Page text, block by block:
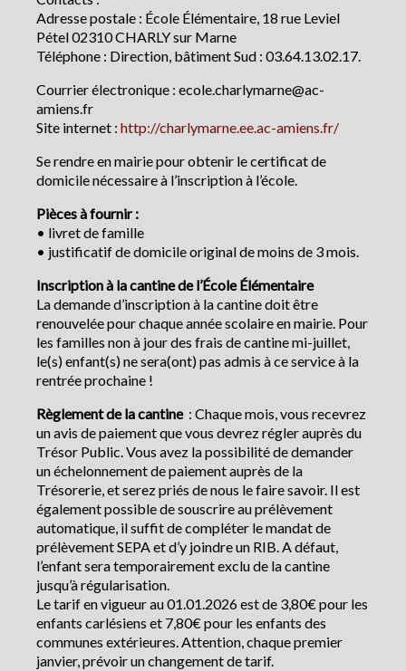
Adresse postale : École Élémentaire, 18 rue Leviel
Pétel 02310 CHARLY sur Marne
Téléphone : Direction, bâtiment Sud : 03.64.13.02.17.
Courrier électronique : ecole.charlymarne@ac-
amiens.fr
Site internet : http://charlymarne.ee.ac-amiens.fr/
Se rendre en mairie pour obtenir le certificat de
domicile nécessaire à l’inscription à l’école.
Pièces à fournir :
• livret de famille
• justificatif de domicile original de moins de 3 mois.
Inscription à la cantine de l’École Élémentaire
La demande d’inscription à la cantine doit être
renouvelée pour chaque année scolaire en mairie. Pour
les familles non à jour des frais de cantine mi-juillet,
le(s) enfant(s) ne sera(ont) pas admis à ce service à la
rentrée prochaine !
Règlement de la cantine : Chaque mois, vous recevrez
un avis de paiement que vous devrez régler auprès du
Trésor Public. Vous avez la possibilité de demander
un échelonnement de paiement auprès de la
Trésorerie, et serez priés de nous le faire savoir. Il est
également possible de souscrire au prélèvement
automatique, il suffit de compléter le mandat de
prélèvement SEPA et d’y joindre un RIB. A défaut,
l’enfant sera temporairement exclu de la cantine
jusqu’à régularisation.
Le tarif en vigueur au 01.01.2026 est de 3,80€ pour les
enfants carlésiens et 7,80€ pour les enfants des
communes extérieures. Attention, chaque premier
janvier, prévoir un changement de tarif.